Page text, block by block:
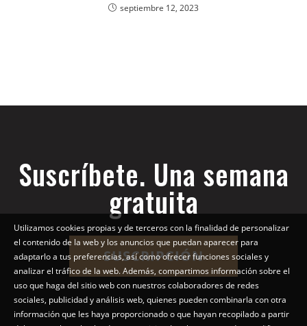
septiembre 12, 2023
Suscríbete. Una semana
gratuita
SUSCRIPCIÓN
Utilizamos cookies propias y de terceros con la finalidad de personalizar
el contenido de la web y los anuncios que puedan aparecer para
adaptarlo a tus preferencias, así como ofrecer funciones sociales y
analizar el tráfico de la web. Además, compartimos información sobre el
uso que haga del sitio web con nuestros colaboradores de redes
sociales, publicidad y análisis web, quienes pueden combinarla con otra
información que les haya proporcionado o que hayan recopilado a partir